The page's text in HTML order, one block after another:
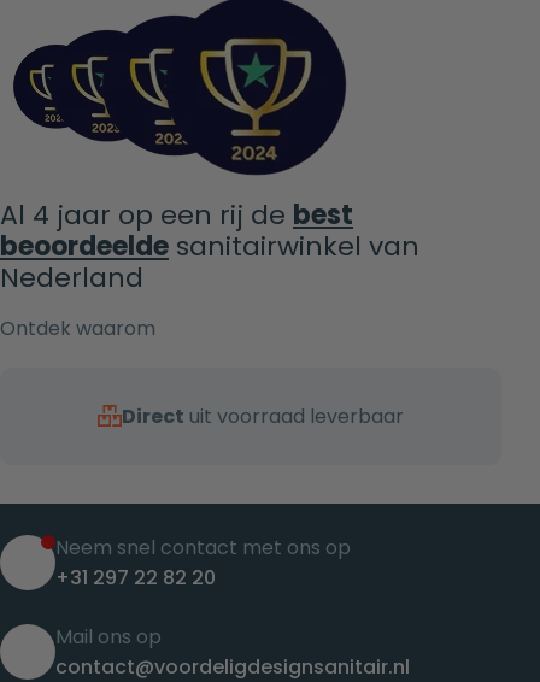
Al 4 jaar op een rij de best
beoordeelde sanitairwinkel van
Nederland
Ontdek waarom
Direct uit voorraad leverbaar
Neem snel contact met ons op
+31 297 22 82 20
Mail ons op
contact@voordeligdesignsanitair.nl